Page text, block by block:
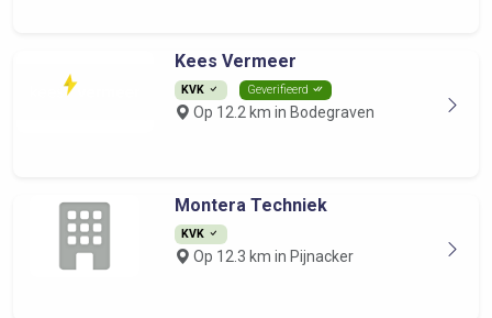
Kees Vermeer
KVK Geverifieerd
Op 12.2 km in Bodegraven
Montera Techniek
KVK
Op 12.3 km in Pijnacker